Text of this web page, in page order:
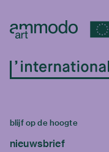
blijf op de hoogte
nieuwsbrief